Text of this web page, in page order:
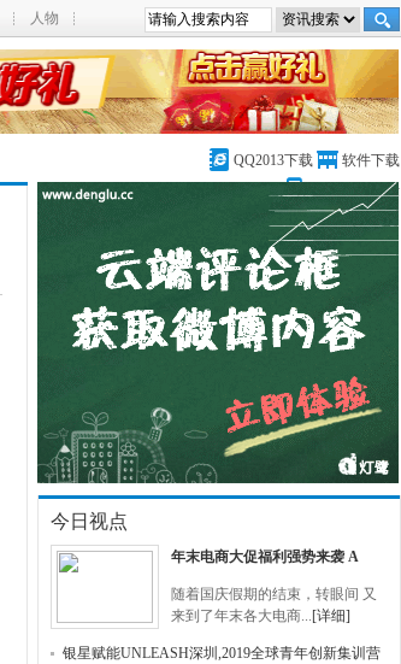
人物
软件下载
QQ2013下载
DedeCMS论坛
今日视点
年末电商大促福利强势来袭 A
随着国庆假期的结束，转眼间 又
来到了年末各大电商...[详细]
银星赋能UNLEASH深圳,2019全球青年创新集训营